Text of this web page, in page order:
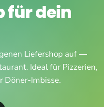
für dein
Liefershop auf —
Ideal für Pizzerien,
Döner-Imbisse.